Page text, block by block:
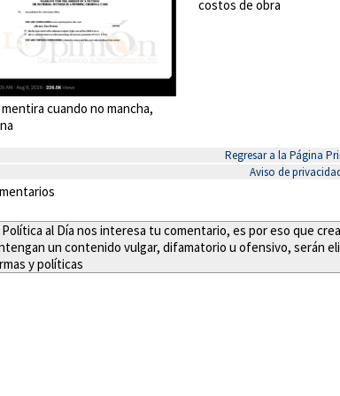
mentira cuando no mancha,
costos de obra
Regresar a la Página
Aviso de
Política al Día nos interesa tu comentario, es por eso que
un contenido vulgar, difamatorio u ofensivo, serán
y políticas